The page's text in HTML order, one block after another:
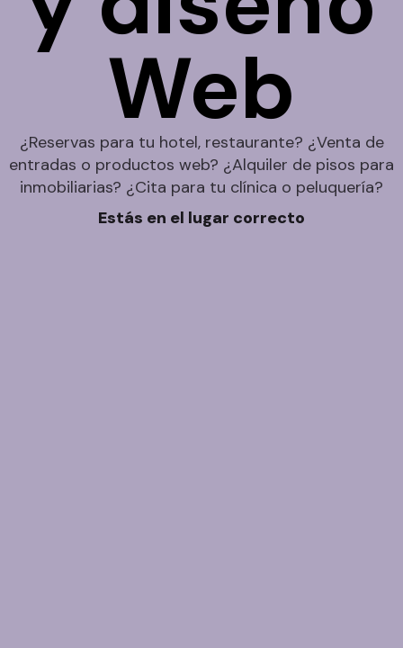
Web
¿Reservas para tu hotel, restaurante? ¿Venta de
entradas o productos web? ¿Alquiler de pisos para
inmobiliarias? ¿Cita para tu clínica o peluquería?
Estás en el lugar correcto